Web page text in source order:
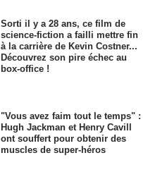
Sorti il y a 28 ans, ce film de
science-fiction a failli mettre fin
à la carrière de Kevin Costner...
Découvrez son pire échec au
box-office !
"Vous avez faim tout le temps" :
Hugh Jackman et Henry Cavill
ont souffert pour obtenir des
muscles de super-héros